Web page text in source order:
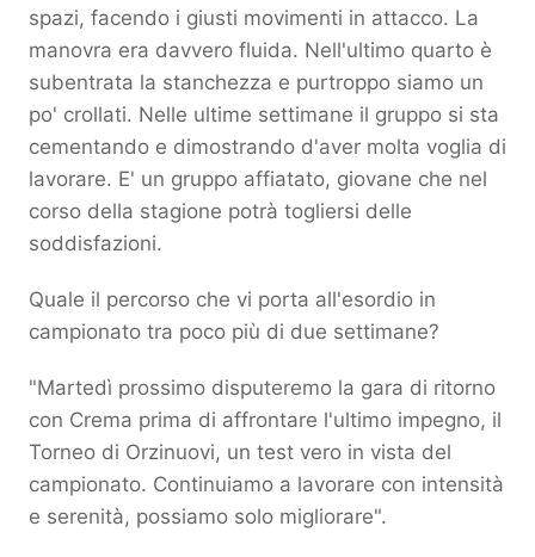
spazi, facendo i giusti movimenti in attacco. La
manovra era davvero fluida. Nell'ultimo quarto è
subentrata la stanchezza e purtroppo siamo un
po' crollati. Nelle ultime settimane il gruppo si sta
cementando e dimostrando d'aver molta voglia di
lavorare. E' un gruppo affiatato, giovane che nel
corso della stagione potrà togliersi delle
soddisfazioni.
Quale il percorso che vi porta all'esordio in
campionato tra poco più di due settimane?
"Martedì prossimo disputeremo la gara di ritorno
con Crema prima di affrontare l'ultimo impegno, il
Torneo di Orzinuovi, un test vero in vista del
campionato. Continuiamo a lavorare con intensità
e serenità, possiamo solo migliorare".